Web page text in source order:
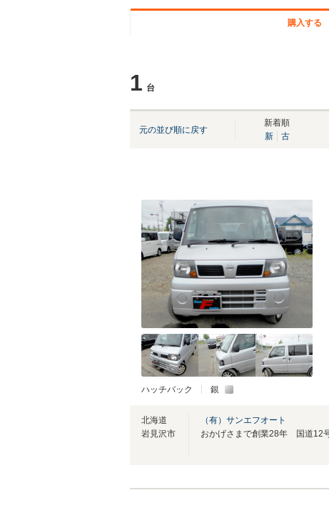
購入する
1 台
元の並び順に戻す
新着順
新
古
ハッチバック 銀
北海道
岩見沢市
（有）サンエフオート